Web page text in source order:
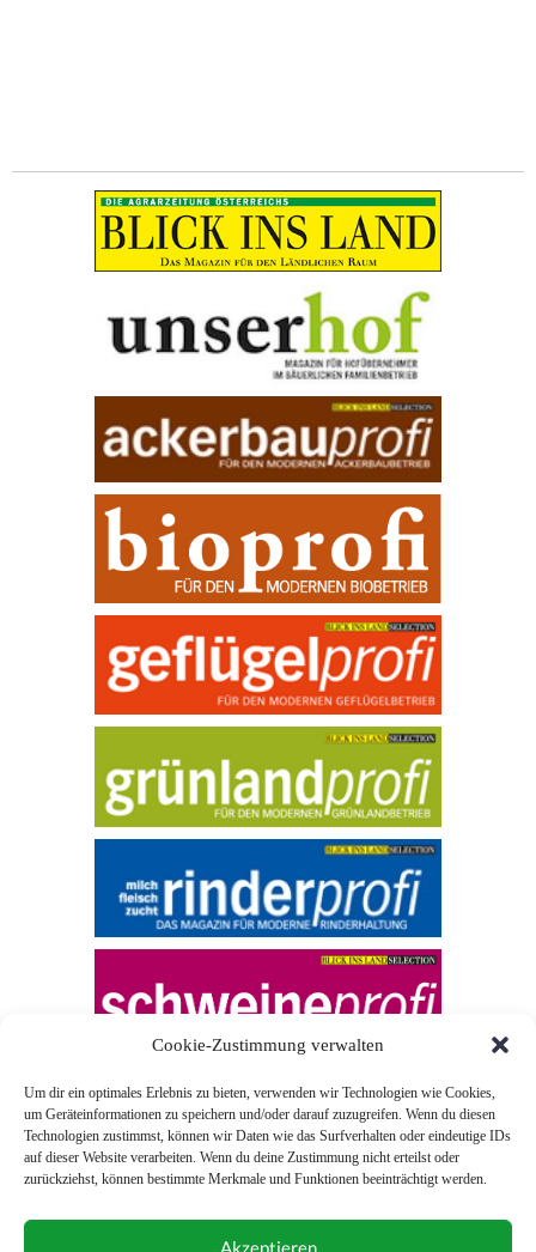
Cookie-Zustimmung verwalten
Um dir ein optimales Erlebnis zu bieten, verwenden wir Technologien wie Cookies,
um Geräteinformationen zu speichern und/oder darauf zuzugreifen. Wenn du diesen
Technologien zustimmst, können wir Daten wie das Surfverhalten oder eindeutige IDs
auf dieser Website verarbeiten. Wenn du deine Zustimmung nicht erteilst oder
zurückziehst, können bestimmte Merkmale und Funktionen beeinträchtigt werden.
Akzeptieren
© 2026 Blick ins Land